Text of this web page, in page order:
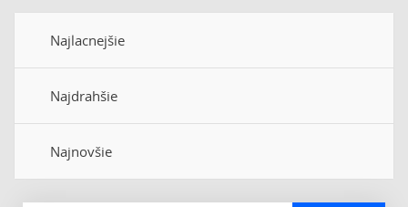
Najlacnejšie
Najdrahšie
Najnovšie